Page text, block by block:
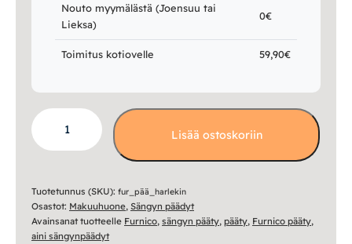
Nouto myymälästä (Joensuu tai
Lieksa)
0€
Toimitus kotiovelle 59,90€
Harlekin
pääty
cm
korkea
määrä
Lisää ostoskoriin
Tuotetunnus (SKU): fur_pää_harlekin
Osastot: Makuuhuone, Sängyn päädyt
Avainsanat tuotteelle Furnico, sängyn pääty, pääty, Furnico pääty,
aini sängynpäädyt